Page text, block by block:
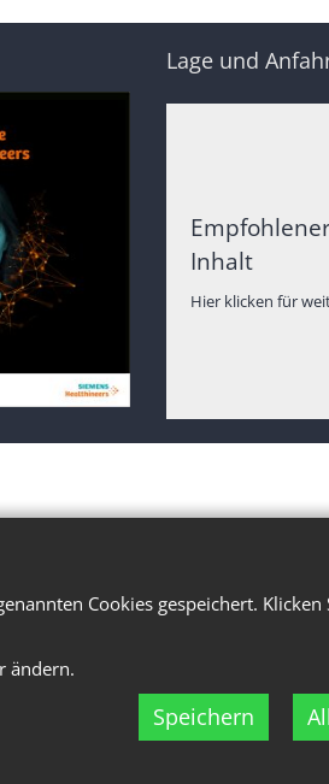
Cookies gespeichert. Klicken
ändern.
Speichern
Lage und
Inhalt
Hier klicken für